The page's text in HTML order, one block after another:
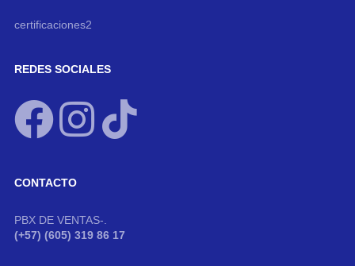
certificaciones2
REDES SOCIALES
CONTACTO
PBX DE VENTAS-.
(+57) (605) 319 86 17